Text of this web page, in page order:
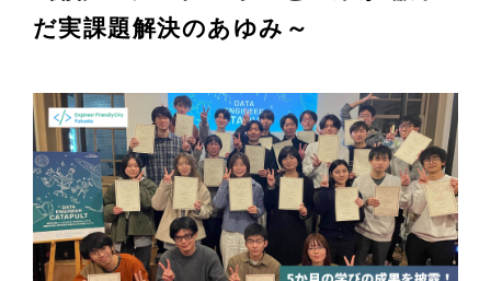
だ実課題解決のあゆみ～